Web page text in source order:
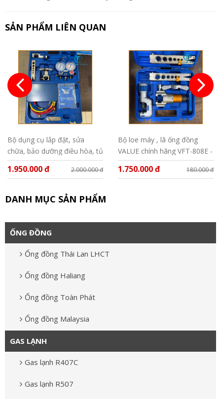
SẢN PHẨM LIÊN QUAN
Bộ dụng cụ lắp đặt, sửa
chữa, bảo dưỡng điều hòa, tủ
lạnh Value VTB - 05
1.950.000 đ 2.000.000 đ
Bộ loe máy , lã ống đồng
VALUE chính hãng VFT-808E -
MIS
1.750.000 đ 180.000 đ
DANH MỤC SẢN PHẨM
ỐNG ĐỒNG
Ống đồng Thái Lan LHCT
Ống đồng Haliang
Ống đồng Toàn Phát
Ống đồng Malaysia
GAS LẠNH
Gas lạnh R407C
Gas lạnh R507